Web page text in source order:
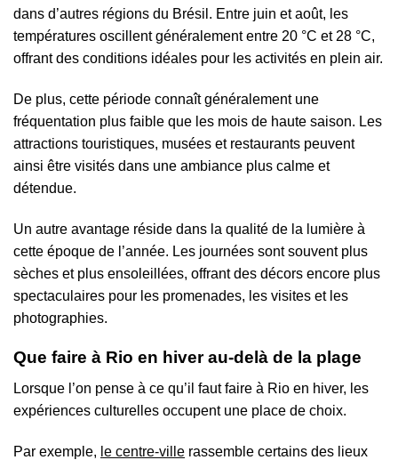
dans d’autres régions du Brésil. Entre juin et août, les
températures oscillent généralement entre 20 °C et 28 °C,
offrant des conditions idéales pour les activités en plein air.
De plus, cette période connaît généralement une
fréquentation plus faible que les mois de haute saison. Les
attractions touristiques, musées et restaurants peuvent
ainsi être visités dans une ambiance plus calme et
détendue.
Un autre avantage réside dans la qualité de la lumière à
cette époque de l’année. Les journées sont souvent plus
sèches et plus ensoleillées, offrant des décors encore plus
spectaculaires pour les promenades, les visites et les
photographies.
Que faire à Rio en hiver au-delà de la plage
Lorsque l’on pense à ce qu’il faut faire à Rio en hiver, les
expériences culturelles occupent une place de choix.
Par exemple, le centre-ville rassemble certains des lieux